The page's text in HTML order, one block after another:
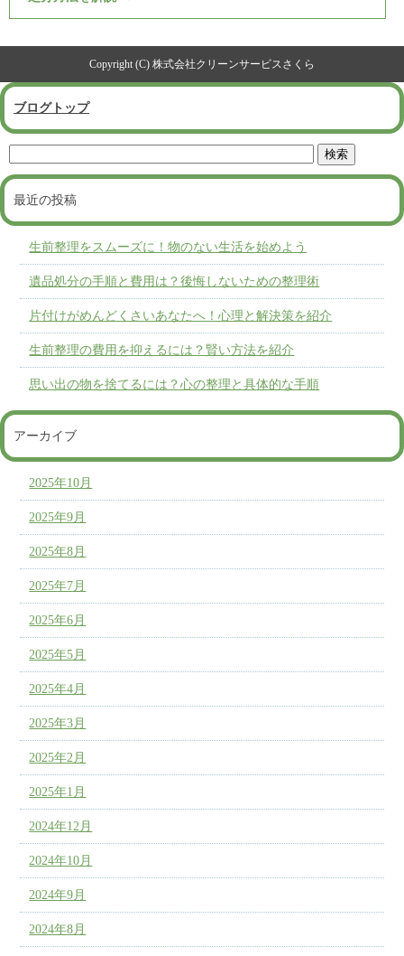
Copyright (C) 株式会社クリーンサービスさくら
ブログトップ
最近の投稿
生前整理をスムーズに！物のない生活を始めよう
遺品処分の手順と費用は？後悔しないための整理術
片付けがめんどくさいあなたへ！心理と解決策を紹介
生前整理の費用を抑えるには？賢い方法を紹介
思い出の物を捨てるには？心の整理と具体的な手順
アーカイブ
2025年10月
2025年9月
2025年8月
2025年7月
2025年6月
2025年5月
2025年4月
2025年3月
2025年2月
2025年1月
2024年12月
2024年10月
2024年9月
2024年8月